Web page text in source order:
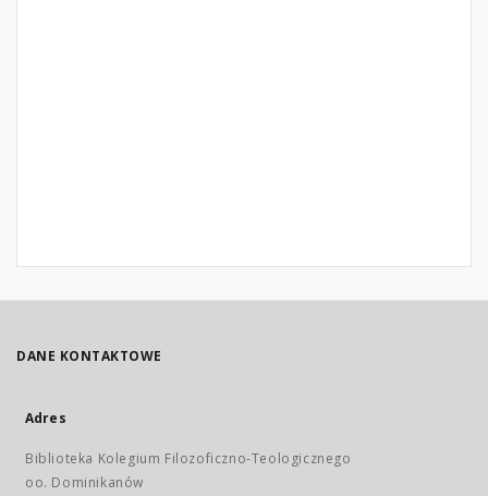
DANE KONTAKTOWE
Adres
Biblioteka Kolegium Filozoficzno-Teologicznego
oo. Dominikanów